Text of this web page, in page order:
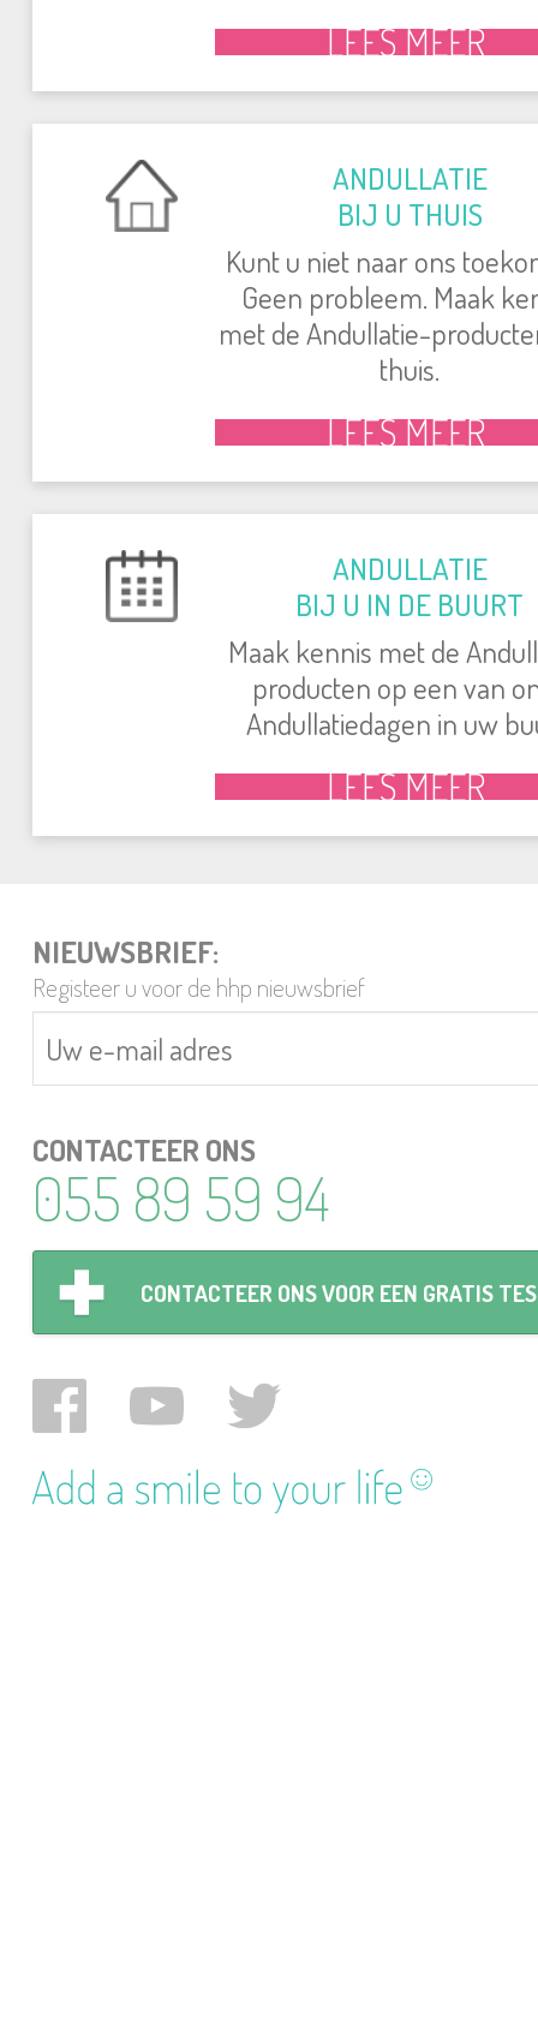
LEES MEER
ANDULLATIE
BIJ U THUIS
Kunt u niet naar ons
Geen probleem. Maak
met de Andullatie-
thuis.
LEES MEER
ANDULLATIE
BIJ U IN DE BUURT
Maak kennis met de
producten op een van
Andullatiedagen in uw
LEES MEER
NIEUWSBRIEF:
Registeer u voor de hhp nieuwsbrief
CONTACTEER ONS
055 89 59 94
CONTACTEER ONS VOOR EEN GRATIS